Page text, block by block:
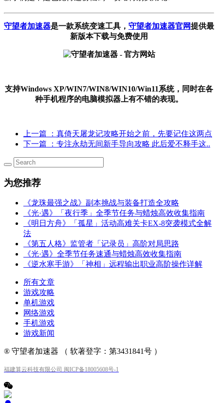
守望者加速器是一款系统变速工具 ， 守望者加速器官网提供最
新版本下载与免费使用
支持Windows XP/WIN7/WIN8/WIN10/Win11系统，同时在各
种手机程序的电脑模拟器上有不错的表现。
上一篇
：真倚天屠龙记攻略开始之前，先要记住这两点
下一篇
：专注永劫无间新手导向攻略 此后爱不释手这..
为您推荐
《龙珠最强之战》副本挑战与装备打造全攻略
《光·遇》「夜行季」全季节任务与蜡烛高效收集指南
《明日方舟》「孤星」活动高难关卡EX-8突袭模式全解
法
《第五人格》监管者「记录员」高阶对局思路
《光·遇》全季节任务速通与蜡烛高效收集指南
《逆水寒手游》「神相」远程输出职业高阶操作详解
所有文章
游戏攻略
单机游戏
网络游戏
手机游戏
游戏新闻
® 守望者加速器 （ 软著登字：第3431841号 ）
福建算云科技有限公司 闽ICP备18005608号-1